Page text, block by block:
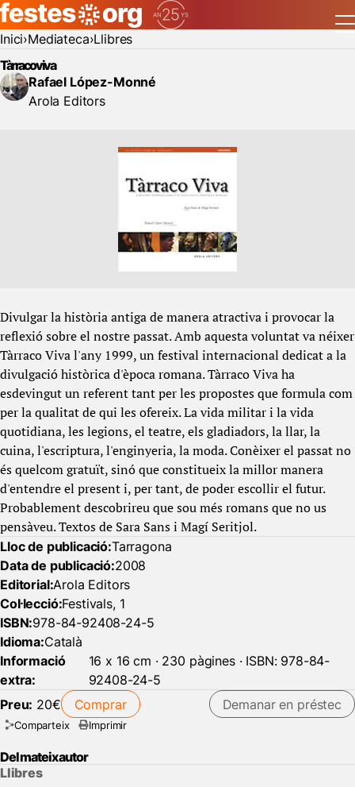
Inici Mediateca Llibres
Tàrraco viva
Rafael López-Monné
Arola Editors
Divulgar la història antiga de manera atractiva i provocar la
reflexió sobre el nostre passat. Amb aquesta voluntat va néixer
Tàrraco Viva l'any 1999, un festival internacional dedicat a la
divulgació històrica d'època romana. Tàrraco Viva ha
esdevingut un referent tant per les propostes que formula com
per la qualitat de qui les ofereix. La vida militar i la vida
quotidiana, les legions, el teatre, els gladiadors, la llar, la
cuina, l'escriptura, l'enginyeria, la moda. Conèixer el passat no
és quelcom gratuït, sinó que constitueix la millor manera
d'entendre el present i, per tant, de poder escollir el futur.
Probablement descobrireu que sou més romans que no us
pensàveu. Textos de Sara Sans i Magí Seritjol.
Lloc de publicació:Tarragona
Data de publicació:2008
Editorial:Arola Editors
Col·lecció:Festivals, 1
ISBN:978-84-92408-24-5
Idioma:Català
Informació
extra:
16 x 16 cm · 230 pàgines · ISBN: 978-84-
92408-24-5
Preu: 20€ Comprar Demanar en préstec
Comparteix Imprimir
Del mateix autor
Llibres